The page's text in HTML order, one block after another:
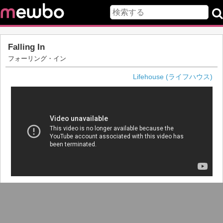
Falling In
フォーリング・イン
Lifehouse (ライフハウス)